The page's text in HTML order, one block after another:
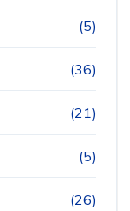
(5)
(36)
(21)
(5)
(26)